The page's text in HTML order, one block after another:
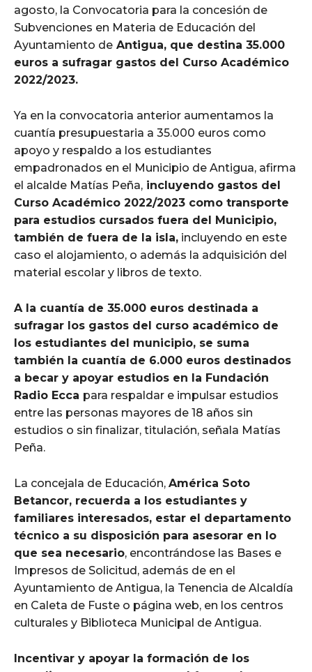
agosto, la Convocatoria para la concesión de
Subvenciones en Materia de Educación del
Ayuntamiento de Antigua, que destina 35.000
euros a sufragar gastos del Curso Académico
2022/2023.
Ya en la convocatoria anterior aumentamos la
cuantía presupuestaria a 35.000 euros como
apoyo y respaldo a los estudiantes
empadronados en el Municipio de Antigua, afirma
el alcalde Matías Peña, incluyendo gastos del
Curso Académico 2022/2023 como transporte
para estudios cursados fuera del Municipio,
también de fuera de la isla, incluyendo en este
caso el alojamiento, o además la adquisición del
material escolar y libros de texto.
A la cuantía de 35.000 euros destinada a
sufragar los gastos del curso académico de
los estudiantes del municipio, se suma
también la cuantía de 6.000 euros destinados
a becar y apoyar estudios en la Fundación
Radio Ecca para respaldar e impulsar estudios
entre las personas mayores de 18 años sin
estudios o sin finalizar, titulación, señala Matías
Peña.
La concejala de Educación, América Soto
Betancor, recuerda a los estudiantes y
familiares interesados, estar el departamento
técnico a su disposición para asesorar en lo
que sea necesario, encontrándose las Bases e
Impresos de Solicitud, además de en el
Ayuntamiento de Antigua, la Tenencia de Alcaldía
en Caleta de Fuste o página web, en los centros
culturales y Biblioteca Municipal de Antigua.
Incentivar y apoyar la formación de los